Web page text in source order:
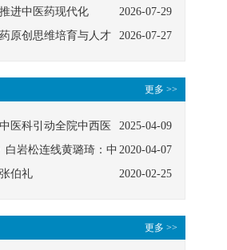
2026-07-29
进中医药现代化
2026-07-27
原创思维培育与人才
更多 >>
2025-04-09
医科引动全院中西医
2020-04-07
白岩松连线黄璐琦：中
效果
2020-02-25
伯礼
更多 >>